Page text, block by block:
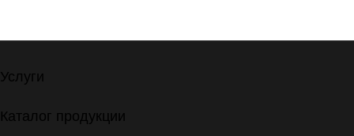
Услуги
Каталог продукции